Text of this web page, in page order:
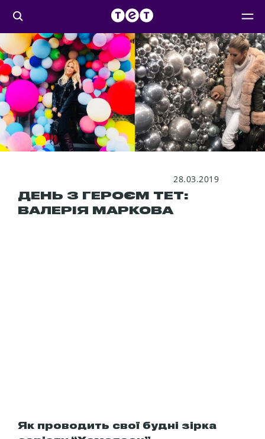
28.03.2019
ДЕНЬ З ГЕРОЄМ ТЕТ:
ВАЛЕРІЯ МАРКОВА
Як проводить свої будні зірка